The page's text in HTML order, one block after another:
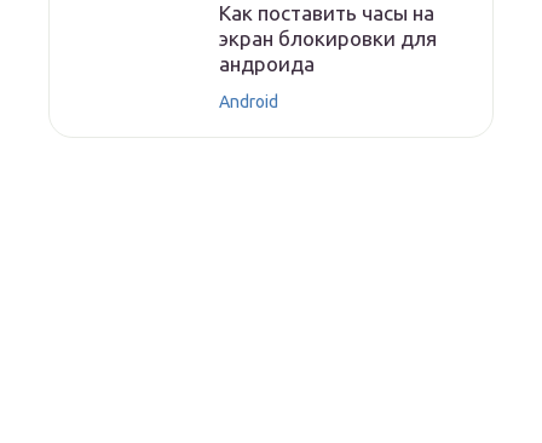
Как поставить часы на
экран блокировки для
андроида
Android